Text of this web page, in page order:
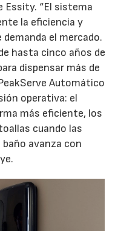
Essity. “El sistema
la eficiencia y
el mercado.
hasta cinco años de
dispensar más de
Automático
operativa: el
más eficiente, los
cuando las
avanza con